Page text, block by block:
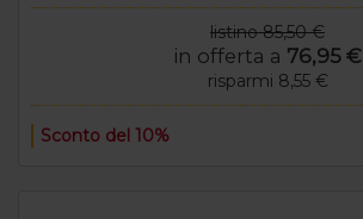
listino 85,50 €
in offerta a 76,95 €
risparmi 8,55 €
Sconto del 10%